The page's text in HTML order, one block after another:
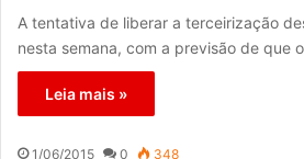
A tentativa de liberar a terceirização
nesta semana, com a previsão de que
Leia mais »
1/06/2015 0 348